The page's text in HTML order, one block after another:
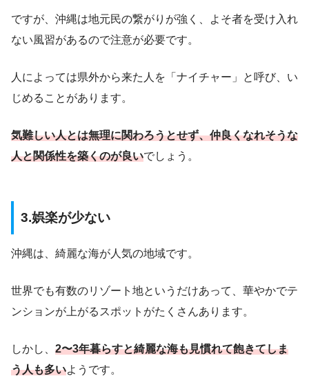
ですが、沖縄は地元民の繋がりが強く、よそ者を受け入れ
ない風習があるので注意が必要です。
人によっては県外から来た人を「ナイチャー」と呼び、い
じめることがあります。
気難しい人とは無理に関わろうとせず、仲良くなれそうな
人と関係性を築くのが良いでしょう。
3.娯楽が少ない
沖縄は、綺麗な海が人気の地域です。
世界でも有数のリゾート地というだけあって、華やかでテ
ンションが上がるスポットがたくさんあります。
しかし、 2〜3年暮らすと綺麗な海も見慣れて飽きてしま
う人も多いようです。